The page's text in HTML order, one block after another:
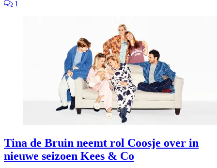
1
Tina de Bruin neemt rol Coosje over in
nieuwe seizoen Kees & Co